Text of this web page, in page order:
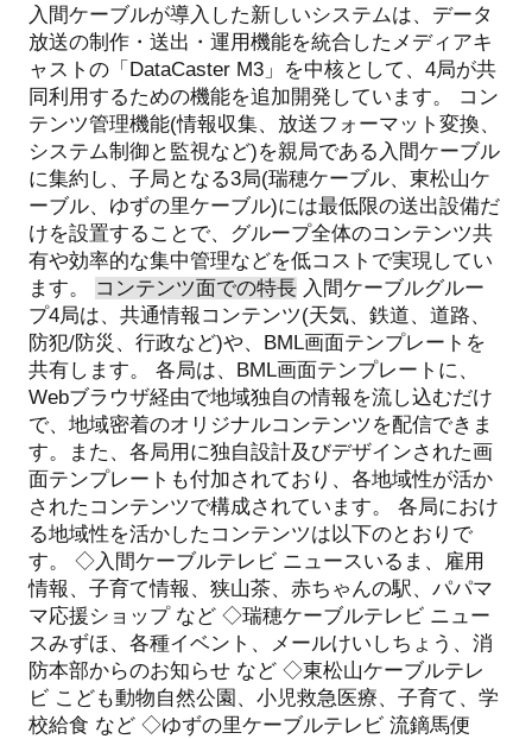
入間ケーブルが導入した新しいシステムは、データ
放送の制作・送出・運用機能を統合したメディアキ
ャストの「DataCaster M3」を中核として、4局が共
同利用するための機能を追加開発しています。
コン
テンツ管理機能(情報収集、放送フォーマット変換、
システム制御と監視など)を親局である入間ケーブル
に集約し、子局となる3局(瑞穂ケーブル、東松山ケ
ーブル、ゆずの里ケーブル)には最低限の送出設備だ
けを設置することで、グループ全体のコンテンツ共
有や効率的な集中管理などを低コストで実現してい
ます。
コンテンツ面での特長 入間ケーブルグルー
プ4局は、共通情報コンテンツ(天気、鉄道、道路、
防犯/防災、行政など)や、BML画面テンプレートを
共有します。
各局は、BML画面テンプレートに、
Webブラウザ経由で地域独自の情報を流し込むだけ
で、地域密着のオリジナルコンテンツを配信できま
す。また、各局用に独自設計及びデザインされた画
面テンプレートも付加されており、各地域性が活か
されたコンテンツで構成されています。
各局におけ
る地域性を活かしたコンテンツは以下のとおりで
す。
◇入間ケーブルテレビ ニュースいるま、雇用
情報、子育て情報、狭山茶、赤ちゃんの駅、パパマ
マ応援ショップ など ◇瑞穂ケーブルテレビ ニュー
スみずほ、各種イベント、メールけいしちょう、消
防本部からのお知らせ など ◇東松山ケーブルテレ
ビ こども動物自然公園、小児救急医療、子育て、学
校給食 など ◇ゆずの里ケーブルテレビ 流鏑馬便